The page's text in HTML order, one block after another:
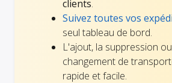
clients.
Suivez toutes vos
seul tableau de bord.
L'ajout, la suppression
changement de
rapide et facile.